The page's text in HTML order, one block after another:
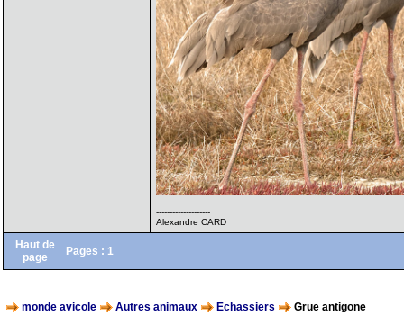
--------------------
Alexandre CARD
Haut de
page
Pages : 1
monde avicole Autres animaux Echassiers Grue antigone